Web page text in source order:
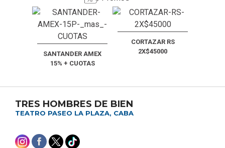
SANTANDER AMEX
15% + CUOTAS
CORTAZAR RS
2X$45000
TRES HOMBRES DE BIEN
TEATRO PASEO LA PLAZA, CABA